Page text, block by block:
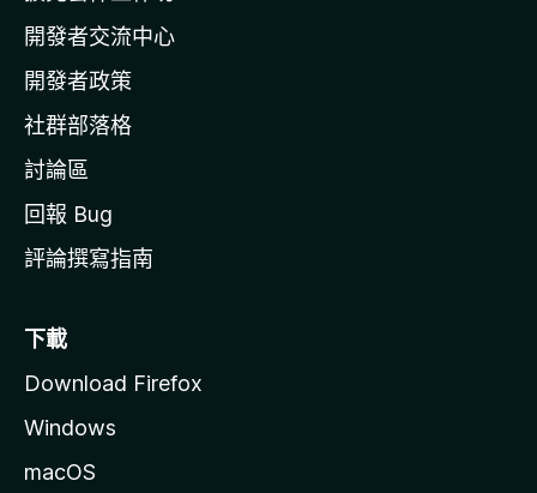
a
官
網
開發者交流中心
開發者政策
社群部落格
討論區
回報 Bug
評論撰寫指南
下載
Download Firefox
Windows
macOS